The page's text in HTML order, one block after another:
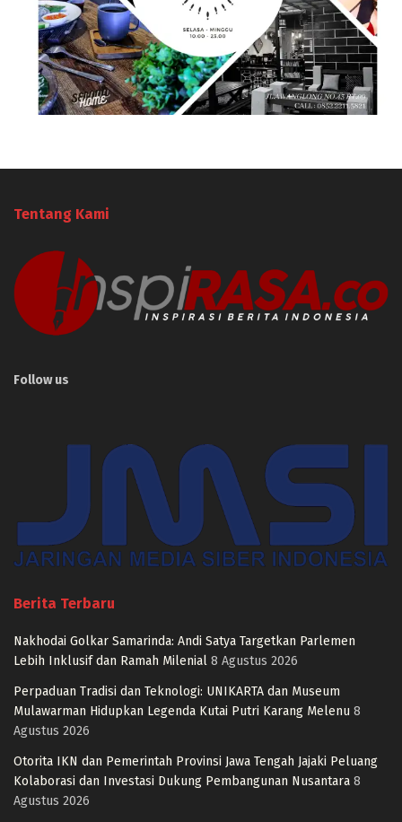
Tentang Kami
Follow us
Berita Terbaru
Nakhodai Golkar Samarinda: Andi Satya Targetkan Parlemen
Lebih Inklusif dan Ramah Milenial 8 Agustus 2026
Perpaduan Tradisi dan Teknologi: UNIKARTA dan Museum
Mulawarman Hidupkan Legenda Kutai Putri Karang Melenu 8
Agustus 2026
Otorita IKN dan Pemerintah Provinsi Jawa Tengah Jajaki Peluang
Kolaborasi dan Investasi Dukung Pembangunan Nusantara 8
Agustus 2026